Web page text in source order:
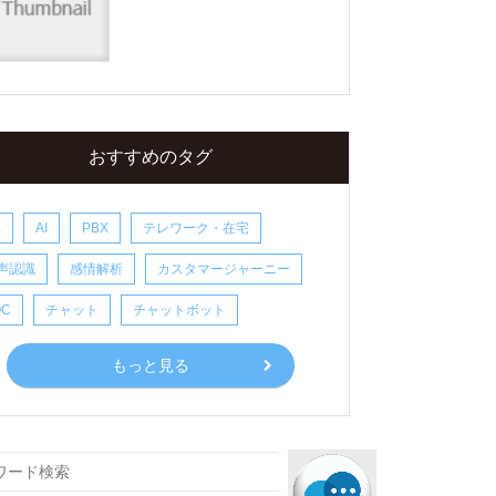
おすすめのタグ
AI PBX テレワーク・在宅
認識 感情解析 カスタマージャーニー
チャット チャットボット
もっと見る